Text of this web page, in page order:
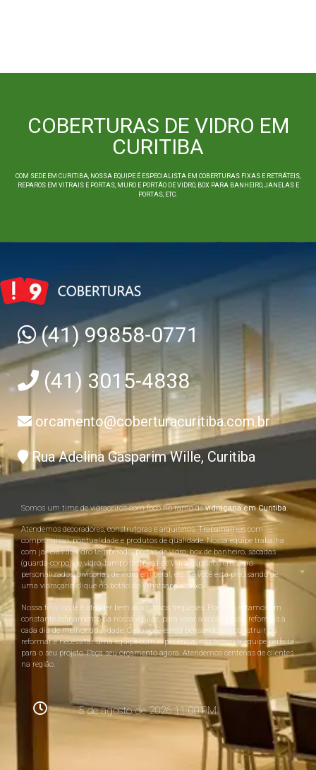
COBERTURAS DE VIDRO EM
CURITIBA
COM SEDE EM CURITIBA, NOSSA EQUIPE É ESPECIALISTA EM COBERTURAS FIXAS E RETRÁTEIS,
REPAROS EM VITRAIS E PORTAS, MURO E PORTÃO DE VIDRO, BOX PARA BANHEIRO, JANELAS E
PORTAS, ETC.
(41) 99858-0771
(41) 3015-4838
orcamento@coberturacuritiba.com.br
Rua Adelina Gasparim Wille, Curitiba
Somos um time de vidraceiros com foco no ramo devidraçaria em Curitiba.
Atendemos decoradores, construtoras e arquitetos. Trabalhamos com
compromisso, pontualidade e produtos de qualidade. Nossa equipe trabalha
com janelas de vidro temperado, portas de vidro, box de banheiro, sacadas
(guarda-corpo) de vidro, tampo de mesa de vidro, espelhos em vidro
personalizados, divisórias de vidro em geral, etc. Se você está precisando de
uma vidraçaria clique no botão do Whatsapp abaixo.
Nossa finalidade é atender bem aos nossos fregueses. Por isso, estamos em
constante refinamento da nossa equipe, para levar a você obras e reformas a
cada dia de melhor qualidade. Caso você esteja pensando em construir ou
reformar e necessitar uma equipe com experiência, nós temos a equipe perfeita
para o seu projeto. Peça seu orçamento agora. Atendemos centenas de clientes
na região.
5 de agosto de 2026 11:00 PM